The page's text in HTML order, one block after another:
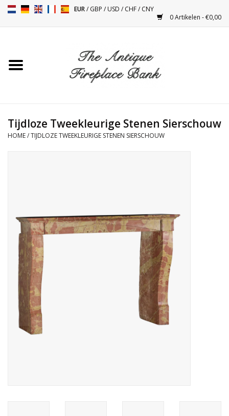
EUR/GBP /USD /CHF/CNY
0 Artikelen - €0,00
Toebehoren
Objecten
Decoratieve Outdoor
Objecten
Vloeren - Steen, Terra Cotta
& Marmer
Outlet
Tijdloze Tweekleurige Stenen Sierschouw
HOME/TIJDLOZE TWEEKLEURIGE STENEN SIERSCHOUW